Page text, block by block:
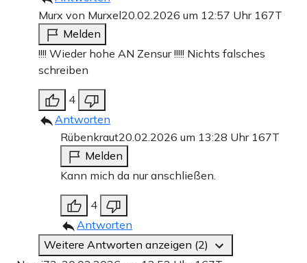
Murx von Murxel20.02.2026 um 12:57 Uhr 167T
Melden
!!!! Wieder hohe AN Zensur !!!!! Nichts falsches
schreiben
4
Antworten
Rübenkraut20.02.2026 um 13:28 Uhr 167T
Melden
Kann mich da nur anschließen.
4
Antworten
Weitere Antworten anzeigen (2)